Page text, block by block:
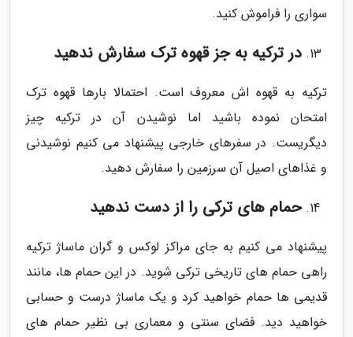
سواری را فراموش کنید.
در ترکیه به جز قهوه ترک سفارش ندهید
ترکیه به قهوه اش معروف است. احتمالا بارها قهوه ترک
امتحان نموده باشید اما نوشیدن آن در ترکیه چیز
دیگریست. در سفرهای خارجی پیشنهاد می کنیم نوشیدنی
و غذاهای اصیل آن سرزمین را سفارش دهید.
حمام های ترکی را از دست ندهید
پیشنهاد می کنیم به جای مراکز لوکس و گران ماساژ ترکیه
راهی حمام های تاریخی ترکی شوید. در این حمام ها، مانند
قدیمی ها حمام خواهید کرد و یک ماساژ درست و حسابی
خواهید دید. فضای سنتی و معماری بی نظیر حمام های